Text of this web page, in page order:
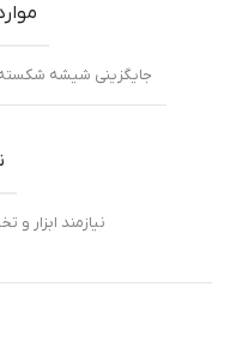
جایگزینی شیشه
نیازمند ابزار